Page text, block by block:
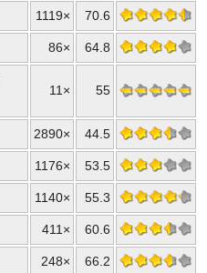
1119× 70.6
86× 64.8
11× 55
2890× 44.5
1176× 53.5
1140× 55.3
411× 60.6
248× 66.2